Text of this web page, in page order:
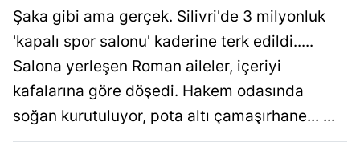
Şaka gibi ama gerçek. Silivri'de 3 milyonluk
'kapalı spor salonu' kaderine terk edildi.....
Salona yerleşen Roman aileler, içeriyi
kafalarına göre döşedi. Hakem odasında
soğan kurutuluyor, pota altı çamaşırhane... ...